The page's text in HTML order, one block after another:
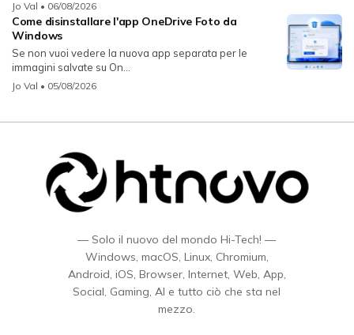
Jo Val • 06/08/2026
Come disinstallare l'app OneDrive Foto da
Windows
Se non vuoi vedere la nuova app separata per le
immagini salvate su On...
Jo Val • 05/08/2026
— Solo il nuovo del mondo Hi-Tech! —
Windows, macOS, Linux, Chromium,
Android, iOS, Browser, Internet, Web, App,
Social, Gaming, AI e tutto ciò che sta nel
mezzo.